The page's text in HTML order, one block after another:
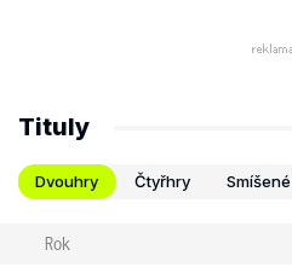
Tituly
Dvouhry Čtyřhry
Rok